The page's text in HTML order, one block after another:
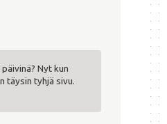
Nyt kun
täysin tyhjä sivu.